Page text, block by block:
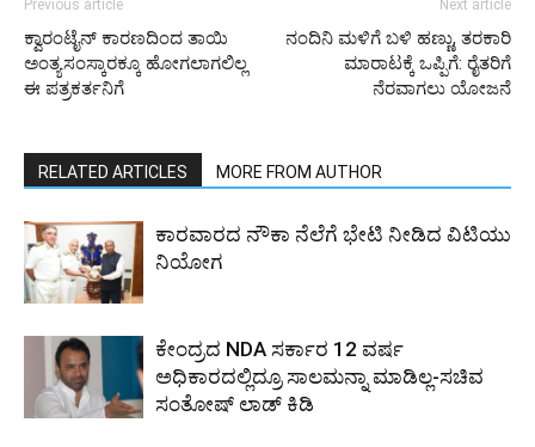
Previous article
ಕ್ವಾರಂಟೈನ್ ಕಾರಣದಿಂದ ತಾಯಿ
ಅಂತ್ಯಸಂಸ್ಕಾರಕ್ಕೂ ಹೋಗಲಾಗಲಿಲ್ಲ
ಈ ಪತ್ರಕರ್ತನಿಗೆ
Next article
ನಂದಿನಿ ಮಳಿಗೆ ಬಳಿ ಹಣ್ಣು, ತರಕಾರಿ
ಮಾರಾಟಕ್ಕೆ ಒಪ್ಪಿಗೆ: ರೈತರಿಗೆ
ನೆರವಾಗಲು ಯೋಜನೆ
RELATED ARTICLES MORE FROM AUTHOR
ಕಾರವಾರದ ನೌಕಾ ನೆಲೆಗೆ ಭೇಟಿ ನೀಡಿದ ವಿಟಿಯು
ನಿಯೋಗ
ಕೇಂದ್ರದ NDA ಸರ್ಕಾರ 12 ವರ್ಷ
ಅಧಿಕಾರದಲ್ಲಿದ್ರೂ ಸಾಲಮನ್ನಾ ಮಾಡಿಲ್ಲ-ಸಚಿವ
ಸಂತೋಷ್ ಲಾಡ್ ಕಿಡಿ